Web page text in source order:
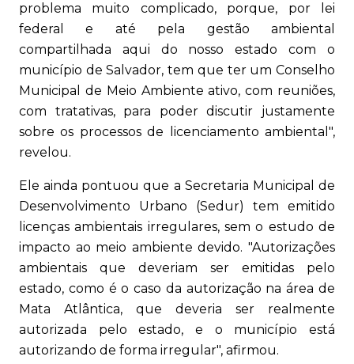
problema muito complicado, porque, por lei
federal e até pela gestão ambiental
compartilhada aqui do nosso estado com o
município de Salvador, tem que ter um Conselho
Municipal de Meio Ambiente ativo, com reuniões,
com tratativas, para poder discutir justamente
sobre os processos de licenciamento ambiental",
revelou.
Ele ainda pontuou que a Secretaria Municipal de
Desenvolvimento Urbano (Sedur) tem emitido
licenças ambientais irregulares, sem o estudo de
impacto ao meio ambiente devido. "Autorizações
ambientais que deveriam ser emitidas pelo
estado, como é o caso da autorização na área de
Mata Atlântica, que deveria ser realmente
autorizada pelo estado, e o município está
autorizando de forma irregular", afirmou.